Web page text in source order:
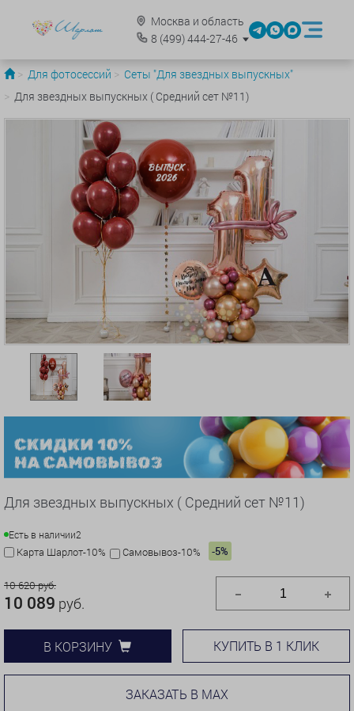
Москва и область
8 (499)444-27-46
Для фотосессий
Сеты "Для звездных выпускных"
Для звездных выпускных ( Средний сет №11)
Для звездных выпускных ( Средний сет №11)
Есть в наличии2
Карта Шарлот-10% Самовывоз-10% -5%
10 620 руб.
10 089 руб.
В КОРЗИНУ КУПИТЬ В 1 КЛИК
ЗАКАЗАТЬ В MAX